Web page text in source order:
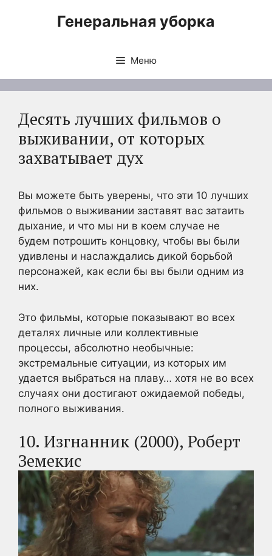
Генеральная уборка
Меню
Десять лучших фильмов о
выживании, от которых
захватывает дух
Вы можете быть уверены, что эти 10 лучших
фильмов о выживании заставят вас затаить
дыхание, и что мы ни в коем случае не
будем потрошить концовку, чтобы вы были
удивлены и наслаждались дикой борьбой
персонажей, как если бы вы были одним из
них.
Это фильмы, которые показывают во всех
деталях личные или коллективные
процессы, абсолютно необычные:
экстремальные ситуации, из которых им
удается выбраться на плаву… хотя не во всех
случаях они достигают ожидаемой победы,
полного выживания.
10. Изгнанник (2000), Роберт
Земекис